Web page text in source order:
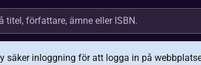
säker inloggning för att logga in på